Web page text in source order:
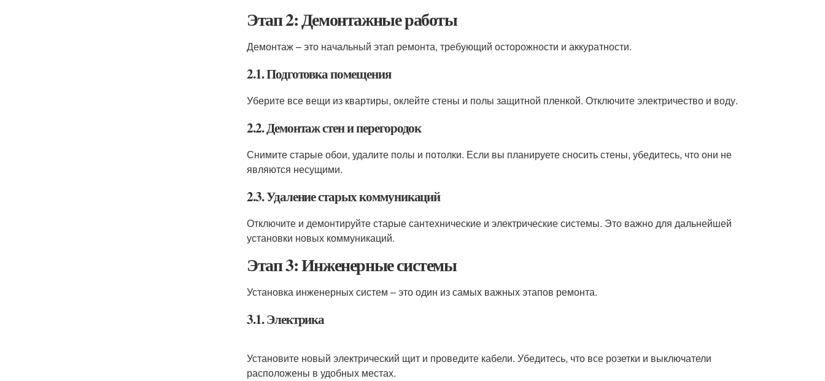
Этап 2: Демонтажные работы
Демонтаж – это начальный этап ремонта, требующий осторожности и аккуратности.
2.1. Подготовка помещения
Уберите все вещи из квартиры, оклейте стены и полы защитной пленкой. Отключите электричество и воду.
2.2. Демонтаж стен и перегородок
Снимите старые обои, удалите полы и потолки. Если вы планируете сносить стены, убедитесь, что они не
являются несущими.
2.3. Удаление старых коммуникаций
Отключите и демонтируйте старые сантехнические и электрические системы. Это важно для дальнейшей
установки новых коммуникаций.
Этап 3: Инженерные системы
Установка инженерных систем – это один из самых важных этапов ремонта.
3.1. Электрика
Установите новый электрический щит и проведите кабели. Убедитесь, что все розетки и выключатели
расположены в удобных местах.